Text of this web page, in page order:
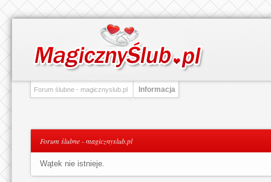
Forum ślubne - magicznyslub.pl Informacja
Forum ślubne - magicznyslub.pl
Wątek nie istnieje.